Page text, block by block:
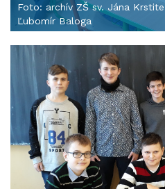
Foto: archív ZŠ sv. Jána
Ľubomír Baloga